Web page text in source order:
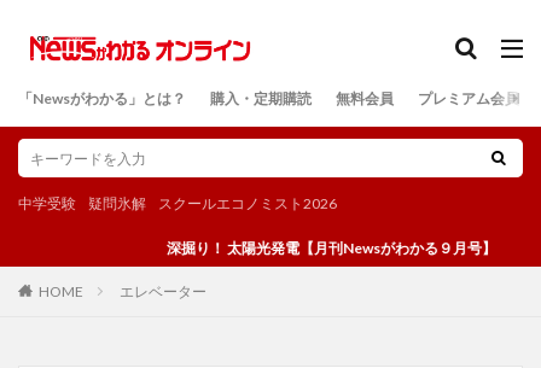
「Newsがわかる」とは？ 購入・定期購読 無料会員 プレミアム会員
中学受験 疑問氷解 スクールエコノミスト2026
深掘り！ 太陽光発電【月刊Newsがわかる９月号】
HOME エレベーター
検索